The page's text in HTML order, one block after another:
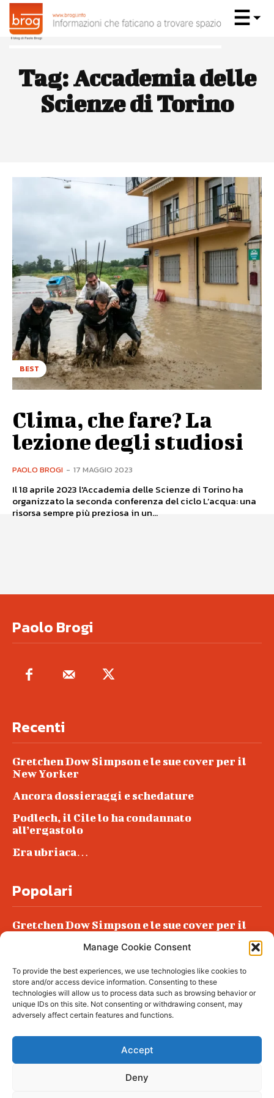
Manage Cookie Consent
To provide the best experiences, we use technologies like cookies to
store and/or access device information. Consenting to these
technologies will allow us to process data such as browsing behavior or
unique IDs on this site. Not consenting or withdrawing consent, may
adversely affect certain features and functions.
Accept
Deny
Tag:Accademia delle
Scienze di Torino
BEST
Clima, che fare? La
lezione degli studiosi
PAOLO BROGI - 17 MAGGIO 2023
Il 18 aprile 2023 l'Accademia delle Scienze di Torino ha
organizzato la seconda conferenza del ciclo L’acqua: una
risorsa sempre più preziosa in un...
Paolo Brogi
Recenti
Gretchen Dow Simpson e le sue cover per il
New Yorker
Ancora dossieraggi e schedature
Podlech, il Cile lo ha condannato
all’ergastolo
Era ubriaca…
Popolari
Gretchen Dow Simpson e le sue cover per il
Podlech, il Cile lo ha condannato
all’ergastolo
Era ubriaca…
© tagDiv - All rights reserved. Made with